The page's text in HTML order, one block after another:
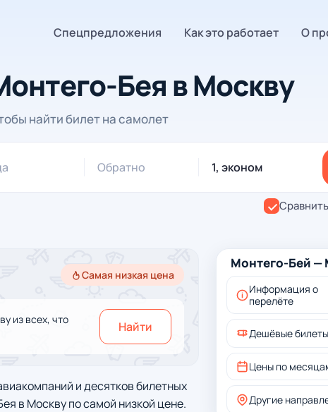
Спецпредложения Как это работает О
Бея в Москву
найти билет на самолет
Обратно 1, эконом
Самая низкая цена
из всех, что
Найти
и десятков билетных
в Москву по самой низкой цене.
Монтего-Бей —
Информация о
перелёте
Дешёвые билеты
Цены по
Другие